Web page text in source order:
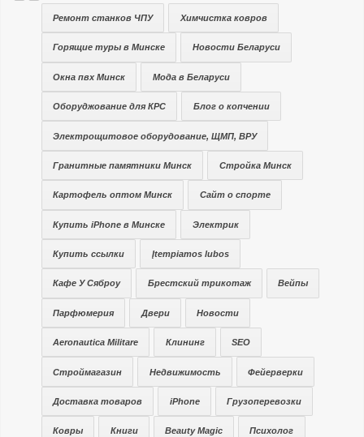
Ремонт станков ЧПУ Химчистка ковров
Горящие туры в Минске Новости Беларуси
Окна пвх Минск Мода в Беларуси
Оборуджование для КРС Блог о копчении
Электрощитовое оборудование, ЩМП, ВРУ
Гранитные памятники Минск Стройка Минск
Картофель оптом Минск Сайт о спорте
Купить iPhone в Минске Электрик
Купить ссылки Įtempiamos lubos
Кафе У Сяброу Брестский трикотаж Вейпы
Парфюмерия Двери Новости
Aeronautica Militare Клининг SEO
Строймагазин Недвижимость Фейерверки
Доставка товаров iPhone Грузоперевозки
Ковры Книги Beauty Magic Психолог